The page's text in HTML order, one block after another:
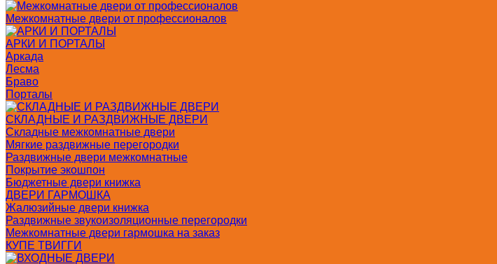
Межкомнатные двери от профессионалов
АРКИ И ПОРТАЛЫ
Аркада
Лесма
Браво
Порталы
СКЛАДНЫЕ И РАЗДВИЖНЫЕ ДВЕРИ
Складные межкомнатные двери
Мягкие раздвижные перегородки
Раздвижные двери межкомнатные
Покрытие экошпон
Бюджетные двери книжка
ДВЕРИ ГАРМОШКА
Жалюзийные двери книжка
Раздвижные звукоизоляционные перегородки
Межкомнатные двери гармошка на заказ
КУПЕ ТВИГГИ